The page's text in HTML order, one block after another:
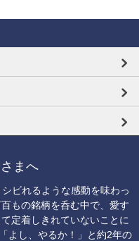
まへ
ビれるような感動を味わっ
もの銘柄を呑む中で、愛す
定着しきれていないことに
よし、やるか！」と約2年の